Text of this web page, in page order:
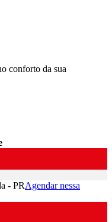
conforto da sua
- PRAgendar nessa